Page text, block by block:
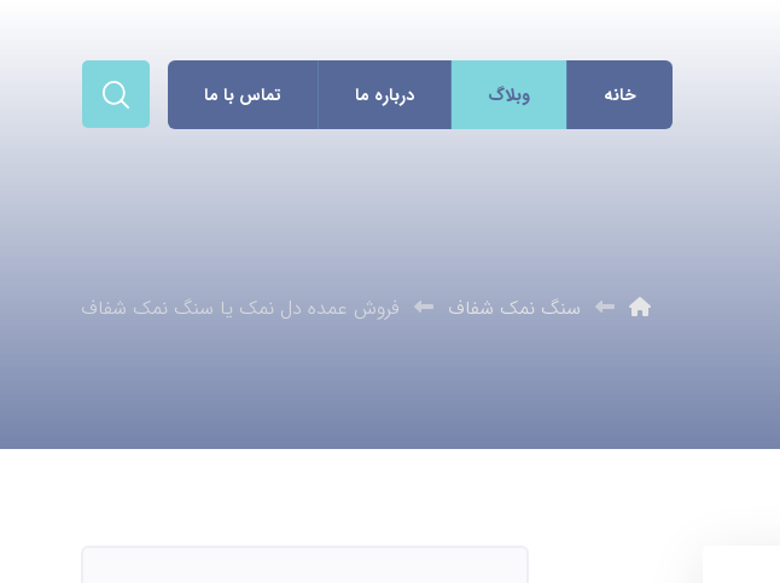
خانه وبلاگ درباره ما تماس با ما
سنگ نمک شفاف فروش عمده دل نمک یا سنگ نمک شفاف